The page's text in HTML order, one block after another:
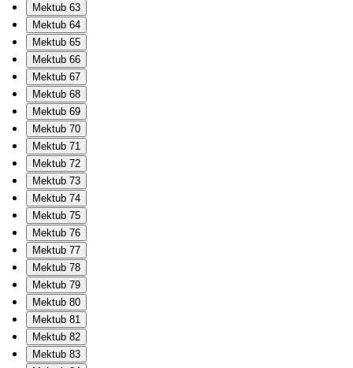
Mektub 63
Mektub 64
Mektub 65
Mektub 66
Mektub 67
Mektub 68
Mektub 69
Mektub 70
Mektub 71
Mektub 72
Mektub 73
Mektub 74
Mektub 75
Mektub 76
Mektub 77
Mektub 78
Mektub 79
Mektub 80
Mektub 81
Mektub 82
Mektub 83